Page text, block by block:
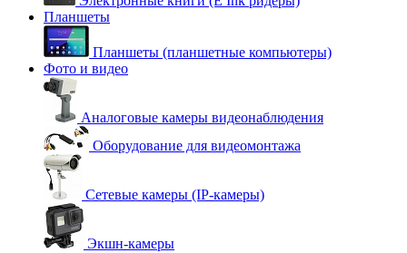
Планшеты
Планшеты (планшетные компьютеры)
Фото и видео
Аналоговые камеры видеонаблюдения
Оборудование для видеомонтажа
Сетевые камеры (IP-камеры)
Экшн-камеры